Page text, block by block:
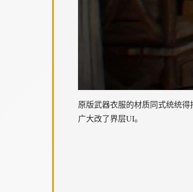
原版武器衣服的材质同式统统得
广大改了界层UI。